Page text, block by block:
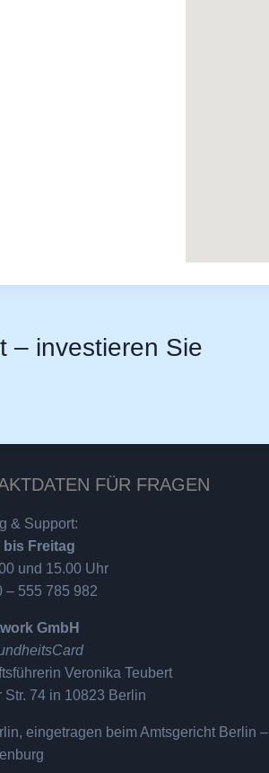
– investieren Sie
FÜR FRAGEN
& Support:
bis Freitag
und 15.00 Uhr
– 555 785 982
GmbH
Veronika Teubert
Str. 74 in 10823 Berlin
eingetragen beim Amtsgericht Berlin –